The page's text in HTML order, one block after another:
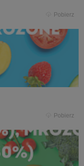
Pobierz
Pobierz